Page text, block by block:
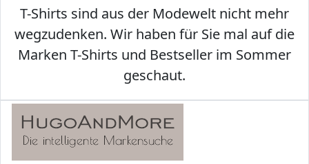
T-Shirts sind aus der Modewelt nicht mehr
wegzudenken. Wir haben für Sie mal auf die
Marken T-Shirts und Bestseller im Sommer
geschaut.